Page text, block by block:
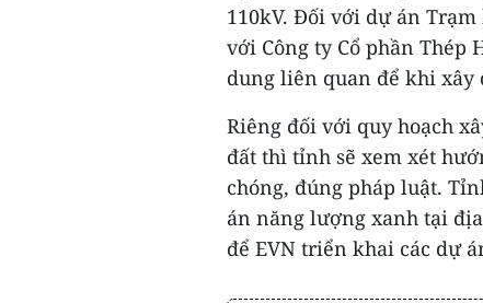
110kV. Đối với dự án Trạm
với Công ty Cổ phần Thép
dung liên quan để khi xây
Riêng đối với quy hoạch
đất thì tỉnh sẽ xem xét
chóng, đúng pháp luật.
án năng lượng xanh tại
để EVN triển khai các dự